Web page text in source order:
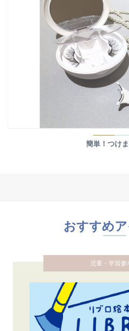
簡単！つけ
おすすめ
児童・学習参